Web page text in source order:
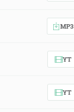
MP3
YT
YT